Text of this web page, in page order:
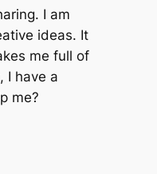
I am
ideas. It
me full of
I have a
me?